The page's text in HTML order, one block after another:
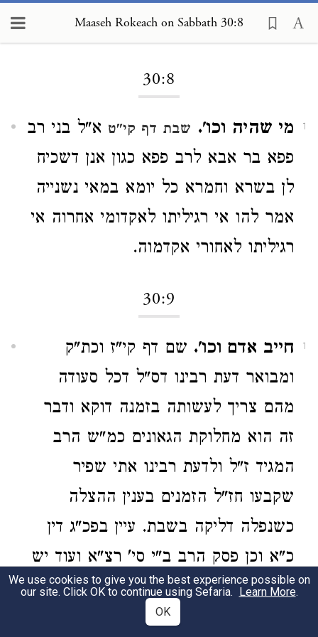
Maaseh Rokeach on Sabbath 30:8
30:8
1 מי שהיה וכו'. שבת דף קי"ט א"ל בני רב
פפא בר אבא לרב פפא כגון אנן דשכיח
לן בשרא וחמרא כל יומא במאי נשנייה
אמר להו אי רגיליתו לאקדומי אחרוה אי
רגיליתו לאחורי אקדמוה.
30:9
1 חייב אדם וכו'. שם דף קי"ז וכת"ק
ומבואר דעת רבינו דס"ל דכל סעודה
מהם צריך לעשותה בזמנה דוקא ודבר
זה הוא מחלוקת הגאונים כמ"ש הרב
המגיד ז"ל ולדעת רבינו אתי שפיר
שקבעו חז"ל הזמנים בענין ההצלה
כשנפלה דליקה בשבת. עיין בפכ"ג דין
כ"א וכן פסק הרב ב"י סי' רצ"א ועוד יש
להוכיח מדברי רבינו שיש לעשות גם
סעודה שלישית בפת דוקא דהרי לא
We use cookies to give you the best experience possible on
our site. Click OK to continue using Sefaria. Learn More.
OK